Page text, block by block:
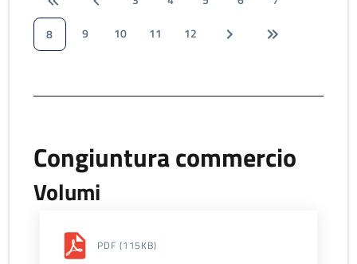
8
9 10 11 12
Congiuntura commercio
Volumi
PDF (115KB)